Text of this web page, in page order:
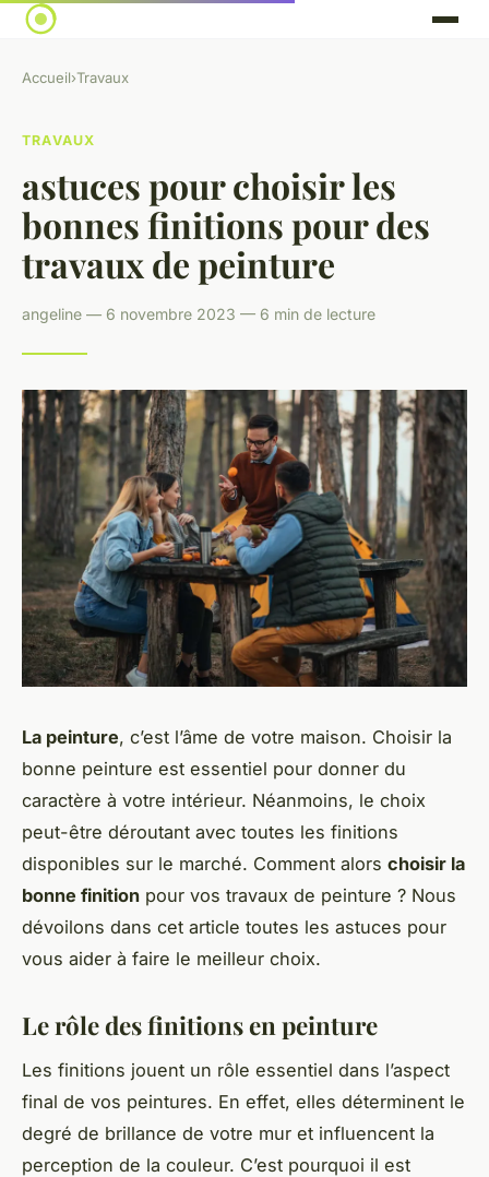
Accueil›Travaux
TRAVAUX
astuces pour choisir les
bonnes finitions pour des
travaux de peinture
angeline — 6 novembre 2023 — 6 min de lecture
La peinture, c’est l’âme de votre maison. Choisir la
bonne peinture est essentiel pour donner du
caractère à votre intérieur. Néanmoins, le choix
peut-être déroutant avec toutes les finitions
disponibles sur le marché. Comment alors choisir la
bonne finition pour vos travaux de peinture ? Nous
dévoilons dans cet article toutes les astuces pour
vous aider à faire le meilleur choix.
Le rôle des finitions en peinture
Les finitions jouent un rôle essentiel dans l’aspect
final de vos peintures. En effet, elles déterminent le
degré de brillance de votre mur et influencent la
perception de la couleur. C’est pourquoi il est